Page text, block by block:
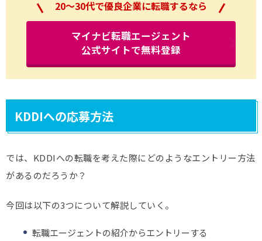
20～30代で優良企業に転職するなら
マイナビ転職エージェント
公式サイトで無料登録
KDDIへの応募方法
では、KDDIへの転職を考えた際にどのようなエントリー方法
があるのだろうか？
今回は以下の3つについて解説していく。
転職エージェントの紹介からエントリーする